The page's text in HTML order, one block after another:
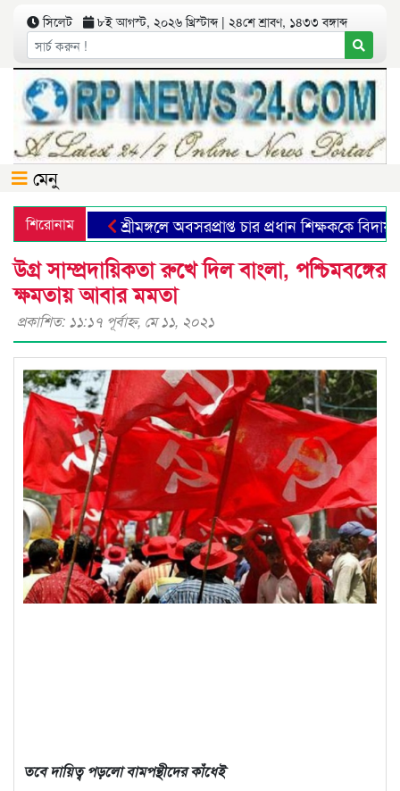
সিলেট ৮ই আগস্ট, ২০২৬ খ্রিস্টাব্দ | ২৪শে শ্রাবণ, ১৪৩৩ বঙ্গাব্দ
মেনু
শিরোনাম শ্রীমঙ্গলে অবসরপ্রাপ্ত চার প্রধান শিক্ষককে বিদায়
উগ্র সাম্প্রদায়িকতা রুখে দিল বাংলা, পশ্চিমবঙ্গের
ক্ষমতায় আবার মমতা
প্রকাশিত: ১১:১৭ পূর্বাহ্ণ, মে ১১, ২০২১
তবে দায়িত্ব পড়লো বামপন্থীদের কাঁধেই